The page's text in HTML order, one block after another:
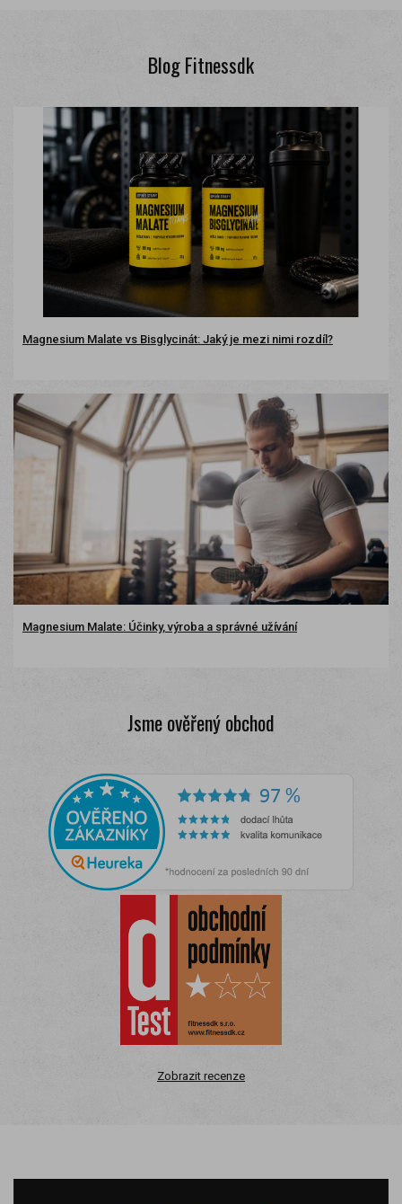
Blog Fitnessdk
Magnesium Malate vs Bisglycinát: Jaký je mezi nimi rozdíl?
Magnesium Malate: Účinky, výroba a správné užívání
Jsme ověřený obchod
Zobrazit recenze